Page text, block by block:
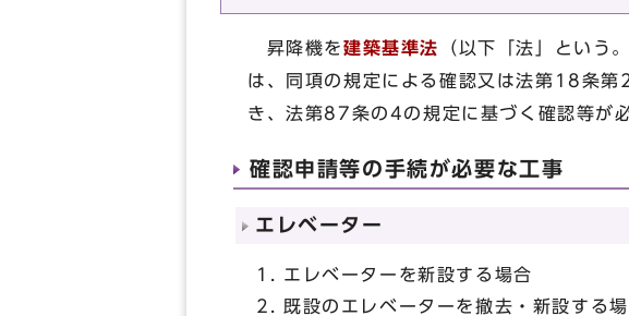
昇降機を建築基準法 （以下「法」という。
は、同項の規定による確認又は法第18条
き、法第87条の4の規定に基づく確認等が
確認申請等の手続が必要な工事
エレベーター
エレベーターを新設する場合
既設のエレベーターを撤去・新設する